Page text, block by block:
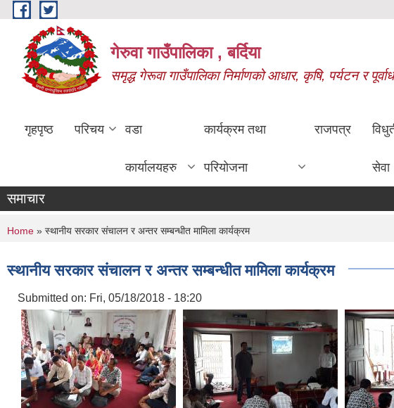
Skip to main content
गेरुवा गाउँपालिका , बर्दिया
समृद्ध गेरूवा गाउँपालिका निर्माणको आधार, कृषि, पर्यटन र
गृहपृष्ठ परिचय वडा
कार्यालयहरु
कार्यक्रम तथा
परियोजना
राजपत्र
सेवा
समाचार
You are here
Home » स्थानीय सरकार संचालन र अन्तर सम्बन्धीत मामिला कार्यक्रम
स्थानीय सरकार संचालन र अन्तर सम्बन्धीत मामिला कार्यक्रम
Submitted on: Fri, 05/18/2018 - 18:20